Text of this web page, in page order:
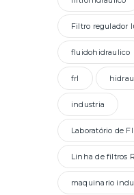
Filtro regulador
fluidohidraulico
frl
industria
Laboratório de
Linha de filtros
maquinario